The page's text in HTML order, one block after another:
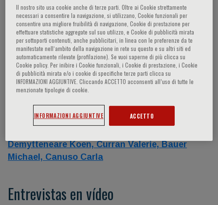
Andrea,Dell’Osso Bernardo,Carpiniello
Bernardo,De Berardis Domenico,Gaudio
Eugenio,Sani Gabriele,Serafini Gianluca,
Martinotti Giovanni,Carrà Giuseppe,Dell’Osso
Liliana,Amore Mario,Di Giannantonio
Massimo,Balestrieri Matteo,Ferracuti Stefano,
Albert Umberto, Bauer Axel, Carmassi Claudia,
Di Lorenzo Giorgio,
Berardelli Isabella,Correll Christoph,
Niolu Cinzia,Orri Massimiliano,Di Leo Diego,
Demytteneare Koen, Curran Valerie, Bauer
Michael, Canuso Carla
Entrevistas en vídeo
Il nostro sito usa cookie anche di terze parti. Oltre ai Cookie strettamente
necessari a consentire la navigazione, si utilizzano, Cookie funzionali per
consentire una migliore fruibilità di navigazione, Cookie di prestazione per
effettuare statistiche aggregate sul suo utilizzo, e Cookie di pubblicità mirata
per sottoporti contenuti, anche pubblicitari, in linea con le preferenze da te
manifestate nell‘ambito della navigazione in rete su questo e su altri siti ed
automaticamente rilevate (profilazione). Se vuoi saperne di più clicca su
Cookie policy. Per inibire i Cookie funzionali, i Cookie di prestazione, i Cookie
di pubblicità mirata e/o i cookie di specifiche terze parti clicca su
INFORMAZIONI AGGIUNTIVE. Cliccando ACCETTO acconsenti all’uso di tutte le
menzionate tipologie di cookie.
INFORMAZIONI AGGIUNTIVE ACCETTO